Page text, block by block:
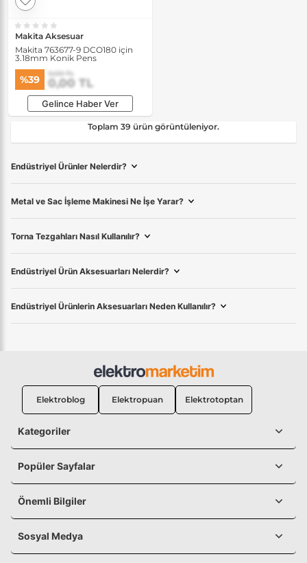
Makita Aksesuar
Makita 763677-9 DCO180 için
3.18mm Konik Pens
%39 0,00 TL
0,00 TL
Gelince Haber Ver
Toplam 39 ürün görüntüleniyor.
Endüstriyel Ürünler Nelerdir?
Metal ve Sac İşleme Makinesi Ne İşe Yarar?
Torna Tezgahları Nasıl Kullanılır?
Endüstriyel Ürün Aksesuarları Nelerdir?
Endüstriyel Ürünlerin Aksesuarları Neden Kullanılır?
Elektroblog Elektropuan Elektrotoptan
Kategoriler
Popüler Sayfalar
Önemli Bilgiler
Sosyal Medya